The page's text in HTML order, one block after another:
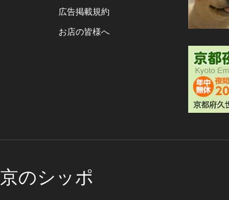
広告掲載規約
お店の皆様へ
京のシッポ